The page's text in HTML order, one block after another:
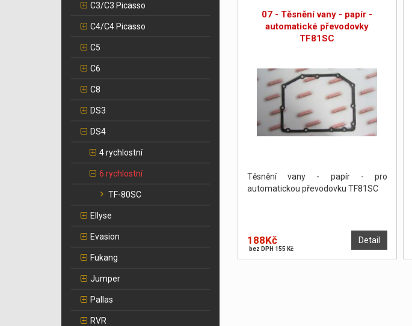
C3/C3 Picasso
C4/C4 Picasso
C5
C6
C8
DS3
DS4
4 rychlostní
6 rychlostní
TF-80SC
Ellyse
Evasion
Fukang
Jumper
Pallas
RVR
07 - Těsnění vany - papír -
automatické převodovky
TF81SC
Těsnění vany - papír - pro
automatickou převodovku TF81SC
Detail
188Kč
bez DPH 155 Kč